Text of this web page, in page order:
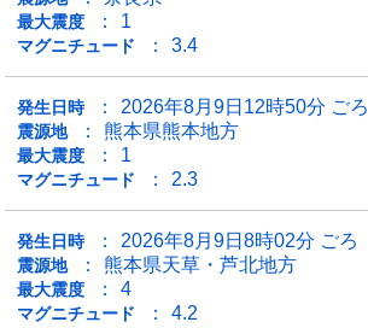
最大震度 1
マグニチュード 3.4
発生日時 2026年8月9日12時50分 ごろ
震源地 熊本県熊本地方
最大震度 1
マグニチュード 2.3
発生日時 2026年8月9日8時02分 ごろ
震源地 熊本県天草・芦北地方
最大震度 4
マグニチュード 4.2